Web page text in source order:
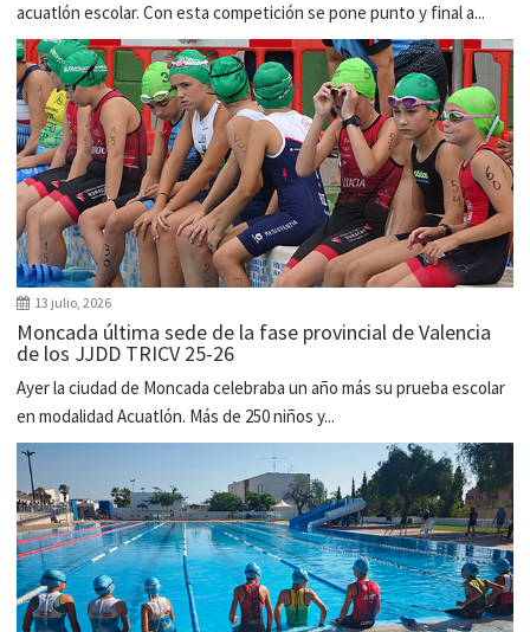
acuatlón escolar. Con esta competición se pone punto y final a...
13 julio, 2026
Moncada última sede de la fase provincial de Valencia
de los JJDD TRICV 25-26
Ayer la ciudad de Moncada celebraba un año más su prueba escolar
en modalidad Acuatlón. Más de 250 niños y...